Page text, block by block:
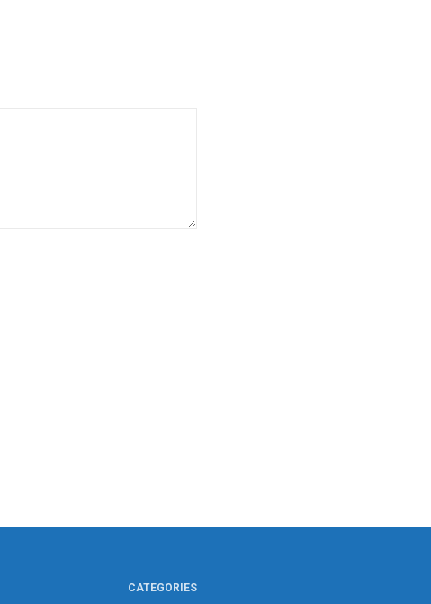
CATEGORIES